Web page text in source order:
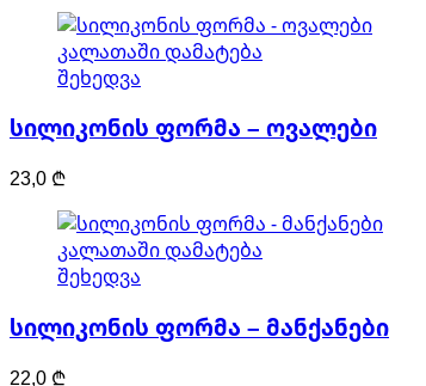
კალათაში დამატება
შეხედვა
სილიკონის ფორმა – ოვალები
23,0 ₾
კალათაში დამატება
შეხედვა
სილიკონის ფორმა – მანქანები
22,0 ₾